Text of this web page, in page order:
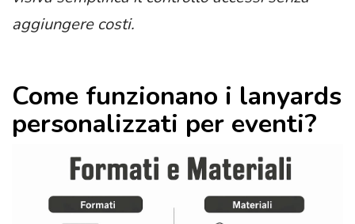
aggiungere costi.
Come funzionano i lanyards
personalizzati per eventi?